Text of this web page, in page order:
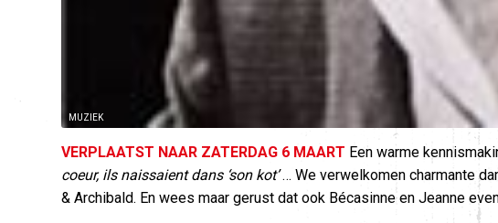
MUZIEK
VERPLAATST NAAR ZATERDAG 6 MAART Een warme
coeur, ils naissaient dans ‘son kot’… We verwelkomen charmante
& Archibald. En wees maar gerust dat ook Bécasinne en Jeanne